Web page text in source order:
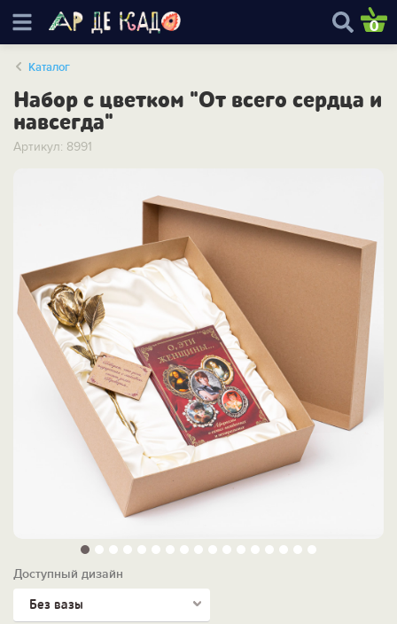
0
Каталог
Набор с цветком "От всего сердца и
навсегда"
Артикул: 8991
Доступный дизайн
Без вазы